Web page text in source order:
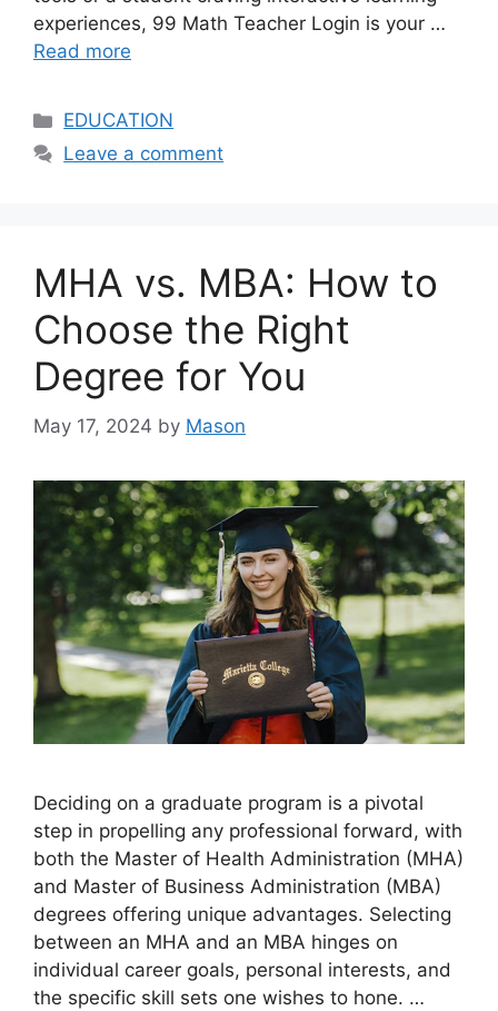
experiences, 99 Math Teacher Login is your …
Read more
Categories
EDUCATION
Leave a comment
MHA vs. MBA: How to
Choose the Right
Degree for You
May 17, 2024 by Mason
Deciding on a graduate program is a pivotal
step in propelling any professional forward, with
both the Master of Health Administration (MHA)
and Master of Business Administration (MBA)
degrees offering unique advantages. Selecting
between an MHA and an MBA hinges on
individual career goals, personal interests, and
the specific skill sets one wishes to hone. …